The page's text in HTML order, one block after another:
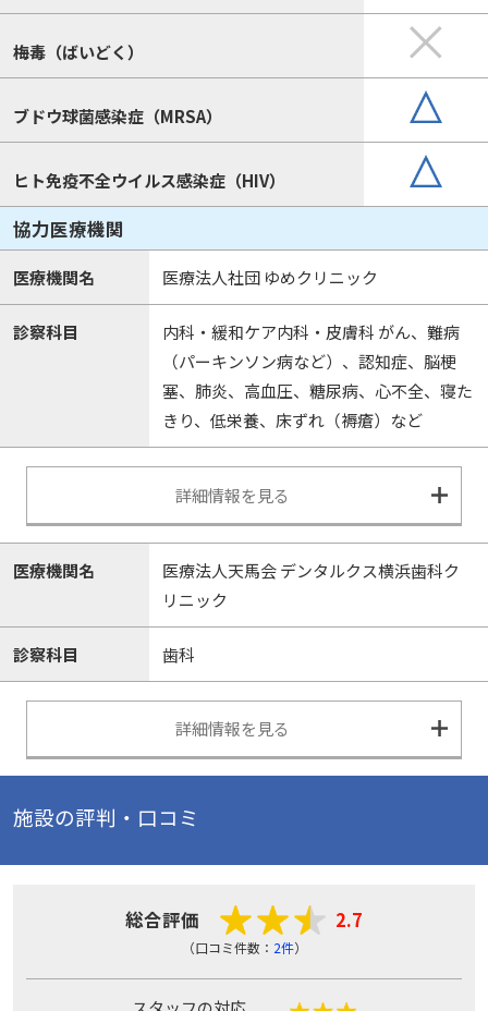
梅毒（ばいどく）
ブドウ球菌感染症（MRSA）
ヒト免疫不全ウイルス感染症（HIV）
協力医療機関
医療機関名 医療法人社団 ゆめクリニック
診察科目
内科・緩和ケア内科・皮膚科 がん、難病
（パーキンソン病など）、認知症、脳梗
塞、肺炎、高血圧、糖尿病、心不全、寝た
きり、低栄養、床ずれ（褥瘡）など
詳細情報を見る
医療機関名
医療法人天馬会 デンタルクス横浜歯科ク
リニック
診察科目 歯科
詳細情報を見る
施設の評判・口コミ
総合評価 2.7
（口コミ件数： 2件）